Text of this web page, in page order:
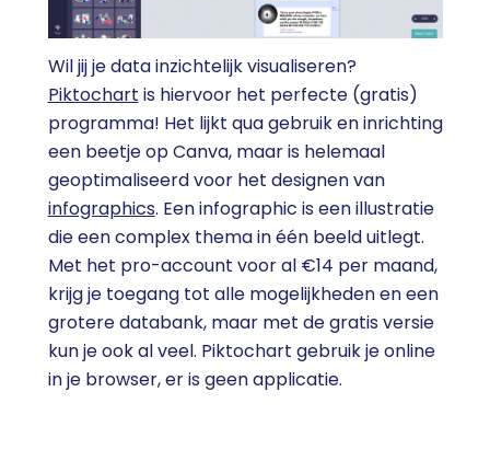
Wil jij je data inzichtelijk visualiseren?
Piktochart is hiervoor het perfecte (gratis)
programma! Het lijkt qua gebruik en inrichting
een beetje op Canva, maar is helemaal
geoptimaliseerd voor het designen van
infographics. Een infographic is een illustratie
die een complex thema in één beeld uitlegt.
Met het pro-account voor al €14 per maand,
krijg je toegang tot alle mogelijkheden en een
grotere databank, maar met de gratis versie
kun je ook al veel. Piktochart gebruik je online
in je browser, er is geen applicatie.